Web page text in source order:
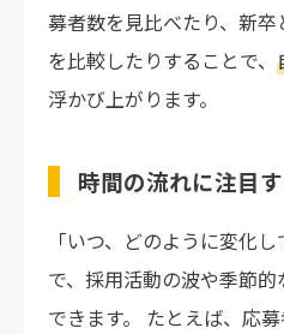
募者数を見比べたり、新
を比較したりすることで、
浮かび上がります。
時間の流れに注目
「いつ、どのように変化
で、採用活動の波や季節
できます。 たとえば、応